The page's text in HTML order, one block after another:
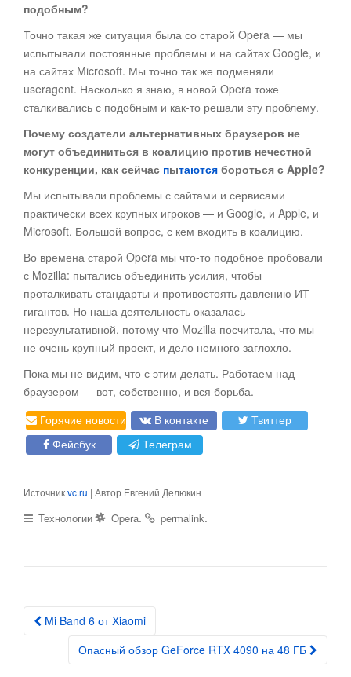
подобным?
Точно такая же ситуация была со старой Opera — мы
испытывали постоянные проблемы и на сайтах Google, и
на сайтах Microsoft. Мы точно так же подменяли
useragent. Насколько я знаю, в новой Opera тоже
сталкивались с подобным и как-то решали эту проблему.
Почему создатели альтернативных браузеров не
могут объединиться в коалицию против нечестной
конкуренции, как сейчас пытаются бороться с Apple?
Мы испытывали проблемы с сайтами и сервисами
практически всех крупных игроков — и Google, и Apple, и
Microsoft. Большой вопрос, с кем входить в коалицию.
Во времена старой Opera мы что-то подобное пробовали
с Mozilla: пытались объединить усилия, чтобы
проталкивать стандарты и противостоять давлению ИТ-
гигантов. Но наша деятельность оказалась
нерезультативной, потому что Mozilla посчитала, что мы
не очень крупный проект, и дело немного заглохло.
Пока мы не видим, что с этим делать. Работаем над
браузером — вот, собственно, и вся борьба.
Горячие новости
В контакте
Твиттер
Фейсбук
Телеграм
Источникvc.ru | Автор Евгений Делюкин
Технологии Opera. permalink.
Post navigation
Mi Band 6 от Xiaomi
Опасный обзор GeForce RTX 4090 на 48 ГБ